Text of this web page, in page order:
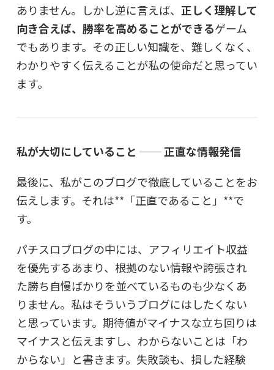
ありません。しかし逆に言えば、 正しく理解して
向き合えば、勝率を高めることができるゲーム
でもあります。その正しい知識を、難しくなく、
わかりやすく伝えることが私の使命だと思ってい
ます。
私が大切にしていること ── 正直な情報発信
最後に、私がこのブログで徹底していることをお
伝えします。それは**「正直であること」**で
す。
パチスロブログの中には、アフィリエイト収益
を優先するあまり、根拠のない情報や誇張され
た勝ち自慢ばかりを並べているものも少なくあ
りません。私はそういうブログにはしたくない
と思っています。期待値がマイナスな立ち回りは
マイナスと伝えますし、わからないことは「わ
からない」と書きます。失敗談も、損した経験